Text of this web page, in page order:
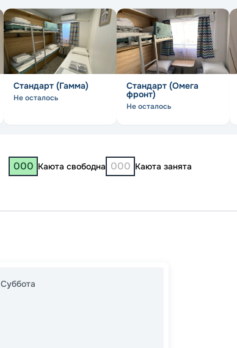
Стандарт (Гамма)
Не осталось
Стандарт (Омега
фронт)
Не осталось
000 Каюта свободна 000 Каюта занята
Суббота